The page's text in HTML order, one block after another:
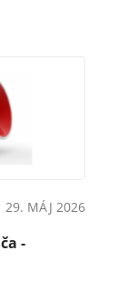
29. MÁJ 2026
-